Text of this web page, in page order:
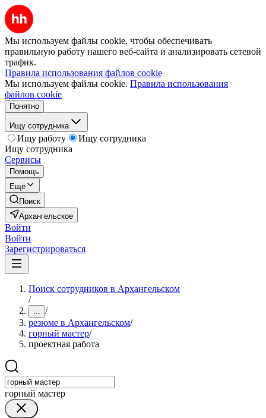
Мы используем файлы cookie, чтобы обеспечивать
правильную работу нашего веб-сайта и анализировать сетевой
трафик.
Правила использования файлов cookie
Мы используем файлы cookie. Правила использования
файлов cookie
Понятно
Ищу сотрудника
Ищу работу
Ищу сотрудника
Ищу сотрудника
Сервисы
Помощь
Ещё
Поиск
Архангельское
Войти
Войти
Зарегистрироваться
Поиск сотрудников в Архангельском
/
... /
резюме в Архангельском/
горный мастер/
проектная работа
горный мастер